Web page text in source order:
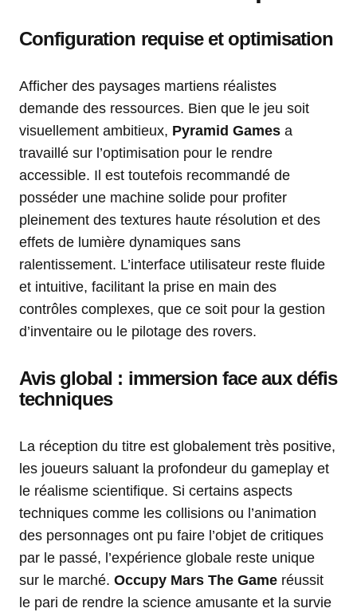
Configuration requise et optimisation
Afficher des paysages martiens réalistes
demande des ressources. Bien que le jeu soit
visuellement ambitieux, Pyramid Games a
travaillé sur l’optimisation pour le rendre
accessible. Il est toutefois recommandé de
posséder une machine solide pour profiter
pleinement des textures haute résolution et des
effets de lumière dynamiques sans
ralentissement. L’interface utilisateur reste fluide
et intuitive, facilitant la prise en main des
contrôles complexes, que ce soit pour la gestion
d’inventaire ou le pilotage des rovers.
Avis global : immersion face aux défis
techniques
La réception du titre est globalement très positive,
les joueurs saluant la profondeur du gameplay et
le réalisme scientifique. Si certains aspects
techniques comme les collisions ou l’animation
des personnages ont pu faire l’objet de critiques
par le passé, l’expérience globale reste unique
sur le marché. Occupy Mars The Game réussit
le pari de rendre la science amusante et la survie